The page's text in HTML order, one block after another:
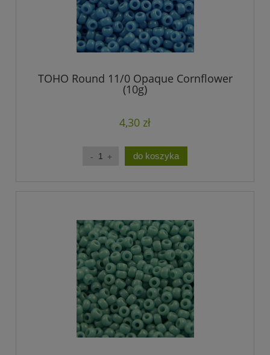
TOHO Round 11/0 Opaque Cornflower
(10g)
4,30 zł
do koszyka